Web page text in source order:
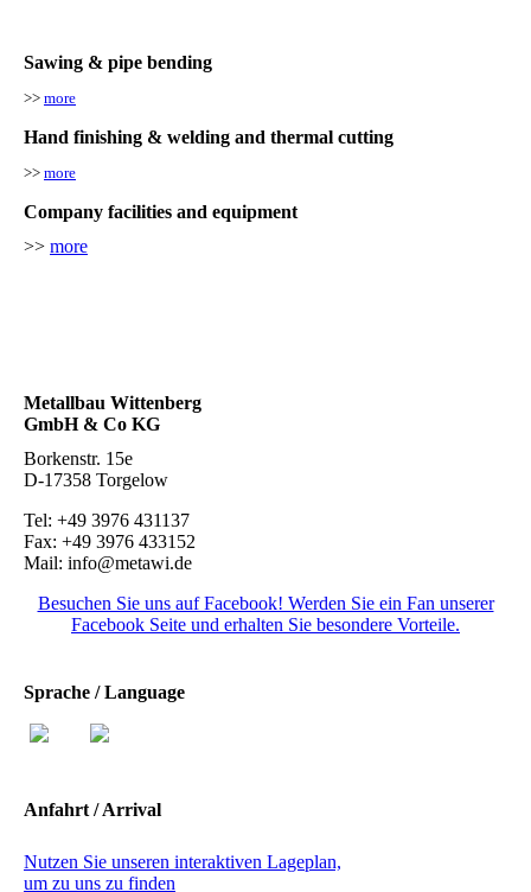
Sawing & pipe bending
>> more
Hand finishing & welding and thermal cutting
>> more
Company facilities and equipment
>> more
Metallbau Wittenberg
GmbH & Co KG
Borkenstr. 15e
D-17358 Torgelow
Tel: +49 3976 431137
Fax: +49 3976 433152
Mail: info@metawi.de
Besuchen Sie uns auf Facebook! Werden Sie ein Fan unserer
Facebook Seite und erhalten Sie besondere Vorteile.
Sprache / Language
Anfahrt / Arrival
Nutzen Sie unseren interaktiven La­ge­plan,
um zu uns zu finden